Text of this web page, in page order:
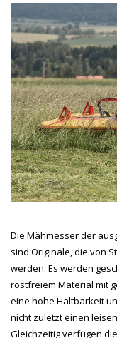
Die Mähmesser der
sind Originale, die von
werden. Es werden
rostfreiem Material mit
eine hohe Haltbarkeit
nicht zuletzt einen
Gleichzeitig verfügen